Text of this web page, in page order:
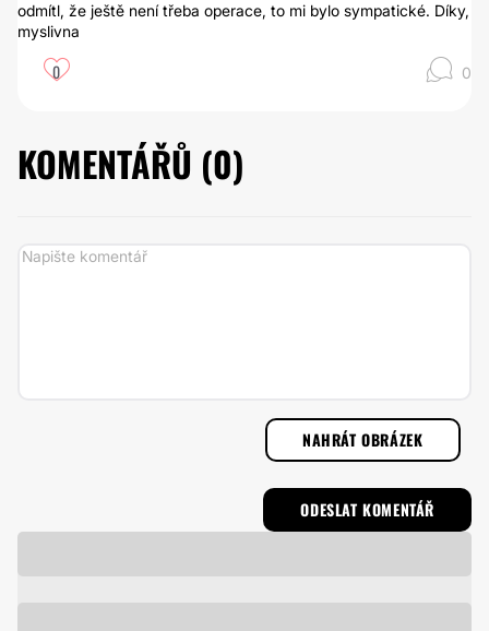
odmítl, že ještě není třeba operace, to mi bylo sympatické. Díky,
myslivna
0 0
KOMENTÁŘŮ (0)
NAHRÁT OBRÁZEK